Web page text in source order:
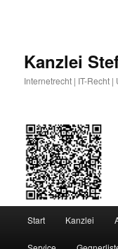
Kanzlei
Internetrecht | IT-Recht
Start Kanzlei